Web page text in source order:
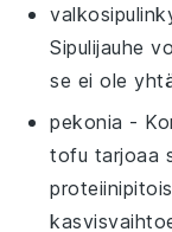
Sipulijauhe
se ei ole
pekonia -
tofu tarjoaa